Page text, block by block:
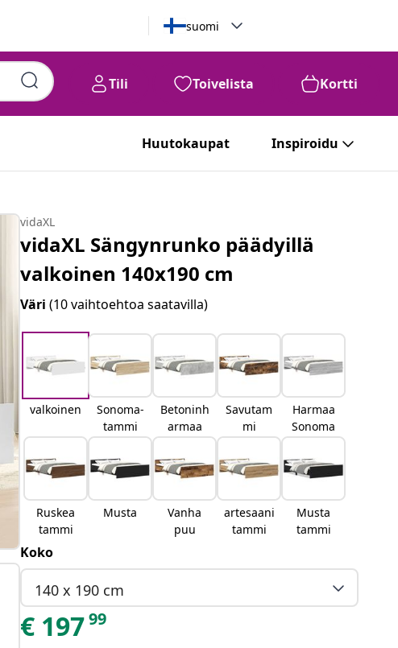
suomi
Tili Toivelista Kortti
Huutokaupat Inspiroidu
vidaXL
vidaXL Sängynrunko päädyillä
valkoinen 140x190 cm
Väri(10 vaihtoehtoa saatavilla)
valkoinen
Sonoma-
tammi
Betoninh
armaa
Savutam
mi
Harmaa
Sonoma
Ruskea
tammi
Musta
Vanha
puu
artesaani
tammi
Musta
tammi
Koko
140 x 190 cm
€ 19799